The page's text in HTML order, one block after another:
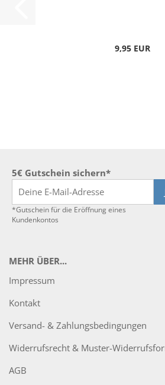
9,95 EUR
5€ Gutschein sichern*
*Gutschein für die Eröffnung eines
Kundenkontos
MEHR ÜBER...
Impressum
Kontakt
Versand- & Zahlungsbedingungen
Widerrufsrecht & Muster-
AGB